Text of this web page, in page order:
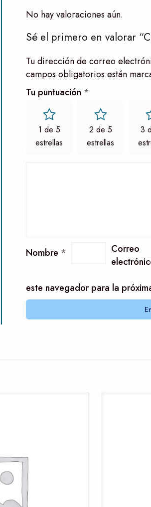
No hay valoraciones aún.
Sé el primero en valorar
Tu dirección de correo
campos obligatorios están
Tu puntuación *
1 de 5
estrellas
2 de 5
estrellas
3
Nombre *
Correo
este navegador para la